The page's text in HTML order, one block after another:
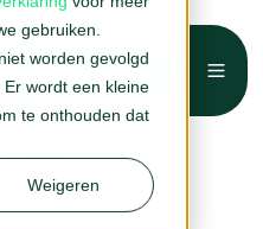
gebruiken.
worden gevolgd
wordt een kleine
te onthouden dat
Weigeren
Belafspraak →
dat?